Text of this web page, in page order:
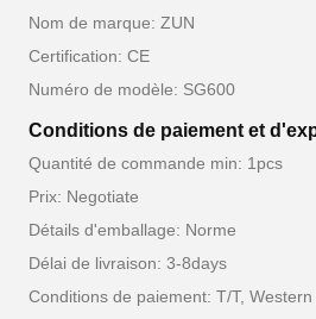
Nom de marque: ZUN
Certification: CE
Numéro de modèle: SG600
Conditions de paiement et
Quantité de commande min: 1pcs
Prix: Negotiate
Détails d'emballage: Norme
Délai de livraison: 3-8days
Conditions de paiement: T/T,